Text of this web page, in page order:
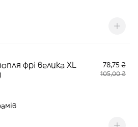
фрі велика XL
78,75 ₴
105,00 ₴